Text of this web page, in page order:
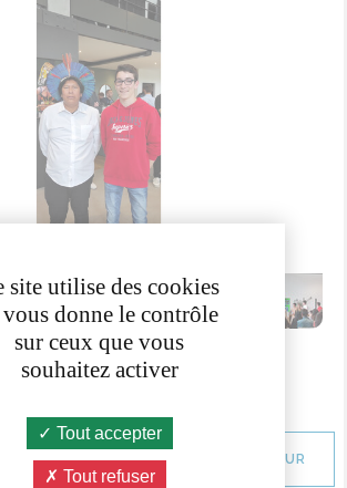
RETOUR
site utilise des cookies
donne le contrôle
sur ceux que vous
souhaitez activer
Tout accepter
Tout refuser